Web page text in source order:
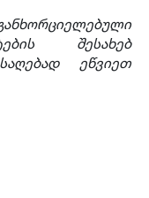
შესახებ
ეწვიეთ